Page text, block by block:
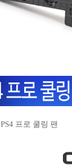
PS4 프로 쿨링 팬